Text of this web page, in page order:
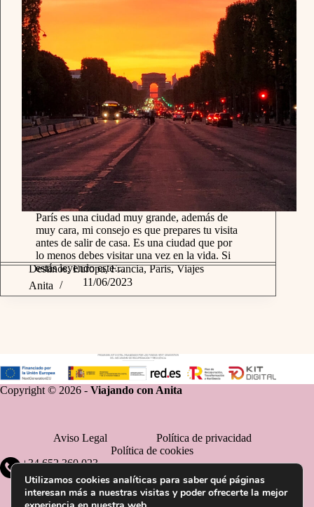
Destinos,Europa,Francia,Paris,Viajes
París es una ciudad muy grande, además de
muy cara, mi consejo es que prepares tu visita
antes de salir de casa. Es una ciudad que por
lo menos debes visitar una vez en la vida. Si
estás leyendo este…
Anita
11/06/2023
Copyright © 2026 - Viajando con Anita
Aviso Legal
Política de privacidad
Política de cookies
+34 652 360 023
Utilizamos cookies analíticas para saber qué páginas
interesan más a nuestras visitas y poder ofrecerte la mejor